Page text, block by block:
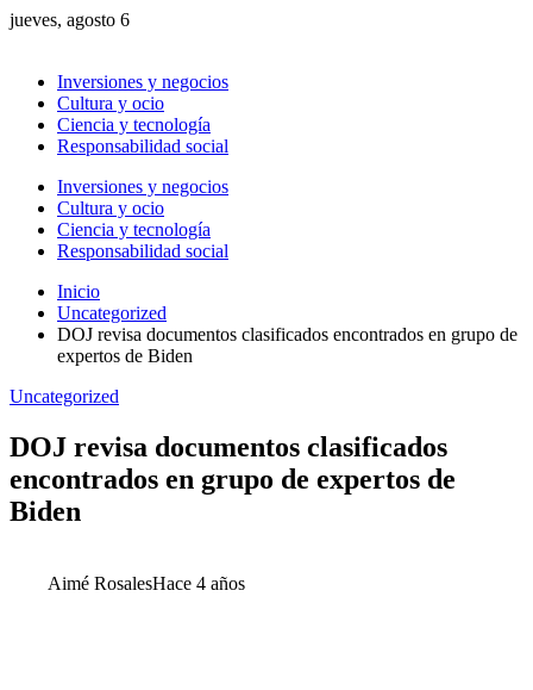
jueves, agosto 6
Inversiones y negocios
Cultura y ocio
Ciencia y tecnología
Responsabilidad social
Inversiones y negocios
Cultura y ocio
Ciencia y tecnología
Responsabilidad social
Inicio
Uncategorized
DOJ revisa documentos clasificados encontrados en grupo de
expertos de Biden
Uncategorized
DOJ revisa documentos clasificados
encontrados en grupo de expertos de
Biden
Aimé RosalesHace 4 años